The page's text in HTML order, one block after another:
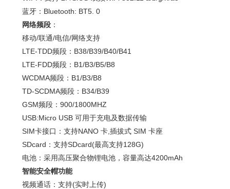
蓝牙：Bluetooth: BT5. 0
网络频段 ：
移动/联通/电信/网络支持
LTE-TDD频段：B38/B39/B40/B41
LTE-FDD频段：B1/B3/B5/B8
WCDMA频段：B1/B3/B8
TD-SCDMA频段：B34/B39
GSM频段：900/1800MHZ
USB:Micro USB 可用于充电及数据传输
SIM卡接口：支持NANO 卡,插拔式 SIM 卡座
SDcard：支持SDcard(最高支持128G)
电池：采用高压聚合物锂电池，容量高达4200mAh
智能安全帽功能
视频通话：支持(实时上传)